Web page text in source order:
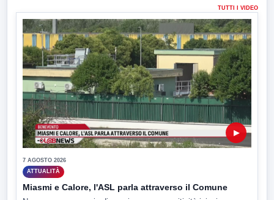
TUTTI I VIDEO
▶
7 AGOSTO 2026
ATTUALITÀ
Miasmi e Calore, l'ASL parla attraverso il Comune